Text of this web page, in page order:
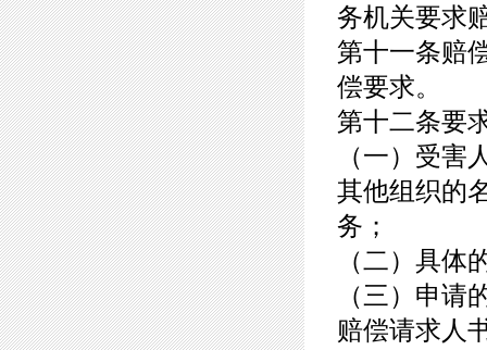
务机关要求
第十一条赔
偿要求。
第十二条要
（一）受害
其他组织的
务；
（二）具体
（三）申请
赔偿请求人